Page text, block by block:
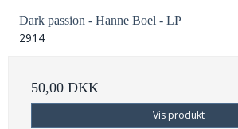
Dark passion - Hanne Boel - LP
2914
50,00 DKK
Vis produkt